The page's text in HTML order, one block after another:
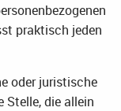
praktisch jeden
oder juristische
Stelle, die allein